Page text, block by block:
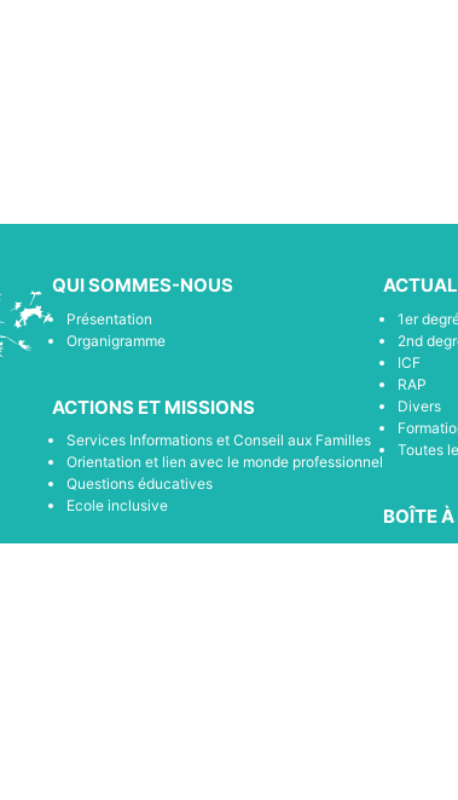
QUI SOMMES-NOUS
Présentation
Organigramme
ACTIONS ET MISSIONS
Services Informations et Conseil aux Familles
Orientation et lien avec le monde professionnel
Questions éducatives
Ecole inclusive
1er
2nd
ICF
RAP
Divers
Toutes
BOÎTE
Se